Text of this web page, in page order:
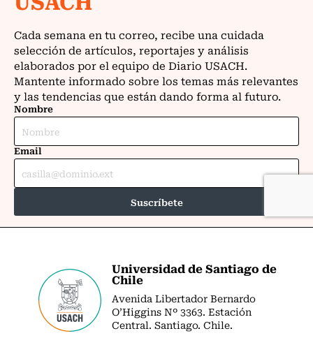
Universidad de Santiago de
Chile
Avenida Libertador Bernardo
O’Higgins Nº 3363. Estación
Central. Santiago. Chile.